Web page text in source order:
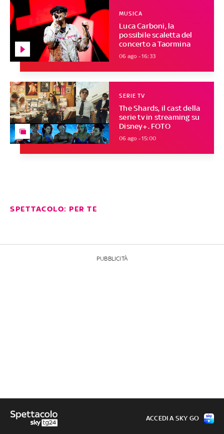
Luca Carboni, la
possibile scaletta del
concerto a Taormina
MUSICA
06 ago - 16:33
The Shards, il cast della
serie tv in streaming su
Disney+. FOTO
SERIE TV
06 ago - 15:00
SPETTACOLO: PER TE
PUBBLICITÀ
ACCEDI A SKY GO